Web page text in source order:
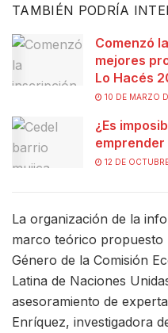
TAMBIÉN PODRÍA
Comenzó
mejores
Lo Hacés
10 DE MARZO
¿Es
emprender
12 DE
La organización de la
marco teórico propuesto
Género de la Comisión
Latina de Naciones
asesoramiento de
Enríquez, investigadora